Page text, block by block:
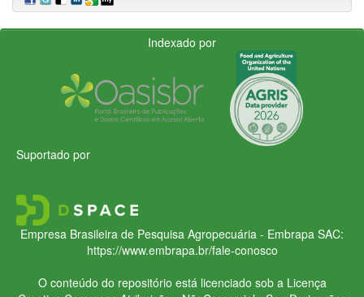
Indexado por
Suportado por
Empresa Brasileira de Pesquisa Agropecuária - Embrapa SAC:
https://www.embrapa.br/fale-conosco
O conteúdo do repositório está licenciado sob a Licença